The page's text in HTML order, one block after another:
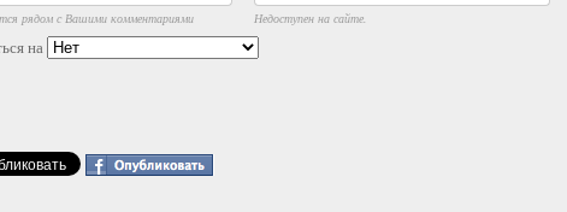
рядом с Вашими комментариями Недоступен на сайте.
на